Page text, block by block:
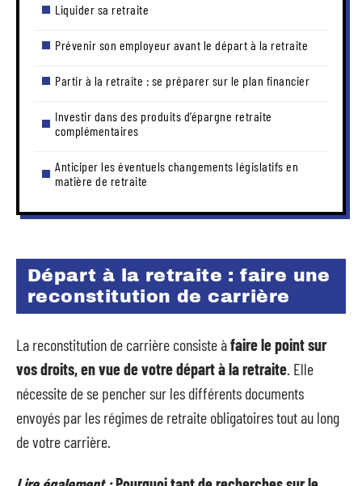
Liquider sa retraite
Prévenir son employeur avant le départ à la retraite
Partir à la retraite : se préparer sur le plan financier
Investir dans des produits d’épargne retraite
complémentaires
Anticiper les éventuels changements législatifs en
matière de retraite
Départ à la retraite : faire une
reconstitution de carrière
La reconstitution de carrière consiste àfaire le point sur
vos droits, en vue de votre départ à la retraite . Elle
nécessite de se pencher sur les différents documents
envoyés par les régimes de retraite obligatoires tout au long
de votre carrière.